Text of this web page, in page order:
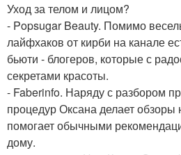
Уход за телом и лицом?
- Popsugar Beauty. Помимо
лайфхаков от кирби на канале
бьюти - блогеров, которые с
секретами красоты.
- Faberinfo. Наряду с разбором
процедур Оксана делает обзоры
помогает обычными
дому.